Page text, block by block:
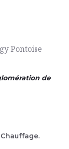
Pontoise
de